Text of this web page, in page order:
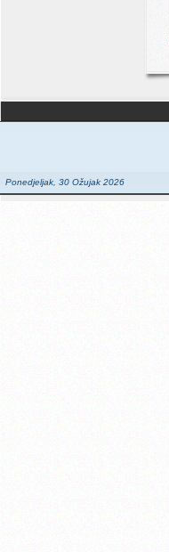
Ponedjeljak, 30 Ožujak 2026